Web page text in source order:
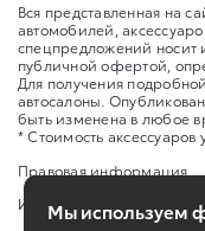
Вся представленная на
автомобилей,
спецпредложений носит
публичной офертой,
Для получения
автосалоны.
быть изменена в любое
* Стоимость аксессуаров
Правовая информация
Изменить настройку cookies
Мы используем